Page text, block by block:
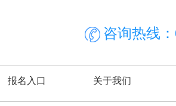
咨询热线：
报名入口 关于我们